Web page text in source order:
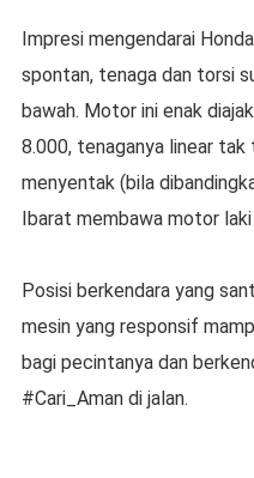
Impresi mengendarai
spontan, tenaga dan torsi
bawah. Motor ini enak
8.000, tenaganya linear
menyentak (bila
Ibarat membawa motor
Posisi berkendara yang
mesin yang responsif
bagi pecintanya dan
#Cari_Aman di jalan.